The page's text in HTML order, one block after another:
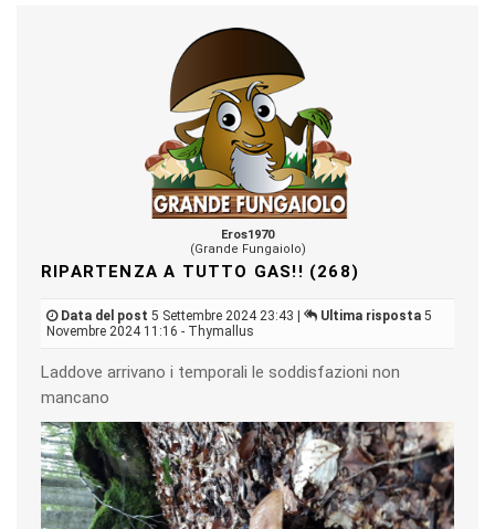
Eros1970
(Grande Fungaiolo)
RIPARTENZA A TUTTO GAS!! (268)
Data del post 5 Settembre 2024 23:43 | Ultima risposta 5
Novembre 2024 11:16 - Thymallus
Laddove arrivano i temporali le soddisfazioni non
mancano